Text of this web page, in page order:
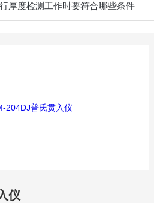
厚度检测工作时要符合哪些条件
仪